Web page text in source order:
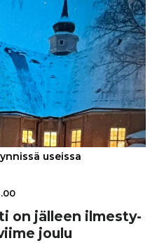
useissa
on jälleen ilmes­ty­
joulu